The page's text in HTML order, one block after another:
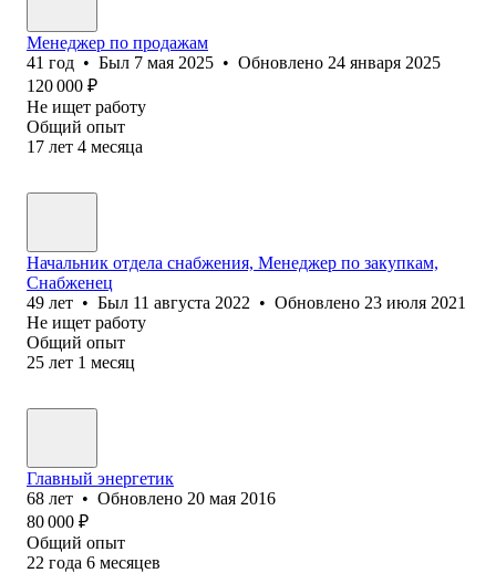
Менеджер по продажам
41 год • Был 7 мая 2025 • Обновлено 24 января 2025
120 000 ₽
Не ищет работу
Общий опыт
17 лет 4 месяца
Начальник отдела снабжения, Менеджер по закупкам,
Снабженец
49 лет • Был 11 августа 2022 • Обновлено 23 июля 2021
Не ищет работу
Общий опыт
25 лет 1 месяц
Главный энергетик
68 лет • Обновлено 20 мая 2016
80 000 ₽
Общий опыт
22 года 6 месяцев